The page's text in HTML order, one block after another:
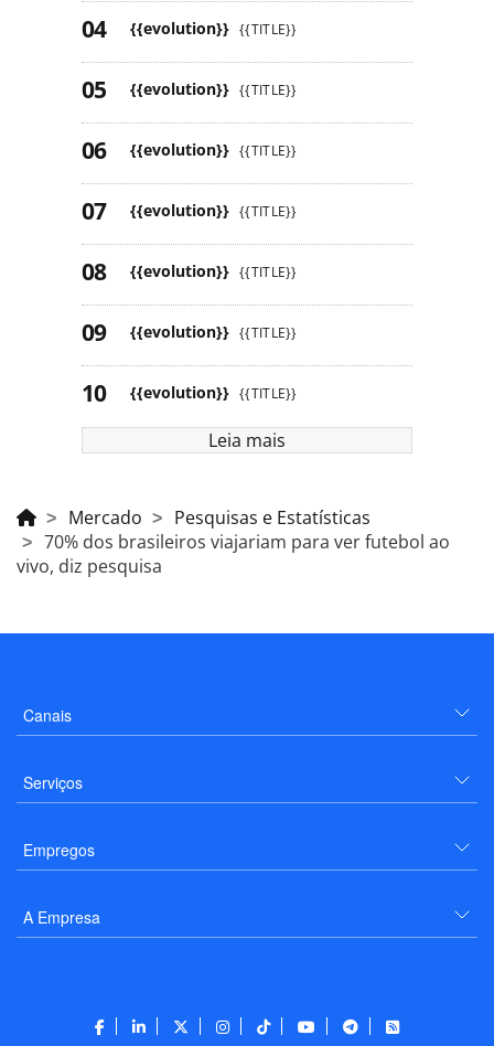
{{evolution}} {{TITLE}}
{{evolution}} {{TITLE}}
{{evolution}} {{TITLE}}
{{evolution}} {{TITLE}}
{{evolution}} {{TITLE}}
{{evolution}} {{TITLE}}
{{evolution}} {{TITLE}}
Leia mais
Mercado
Pesquisas e Estatísticas
70% dos brasileiros viajariam para ver futebol ao
vivo, diz pesquisa
Canais
Serviços
Empregos
A Empresa